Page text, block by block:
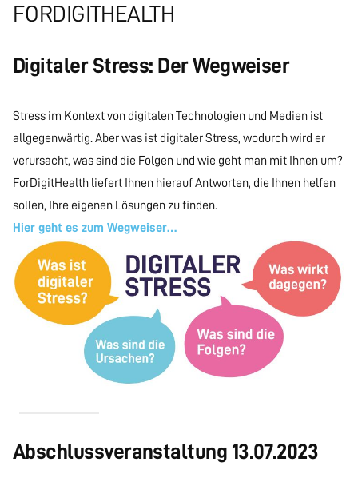
FORDIGITHEALTH
Digitaler Stress: Der Wegweiser
Stress im Kontext von digitalen Technologien und Medien ist
allgegenwärtig. Aber was ist digitaler Stress, wodurch wird er
verursacht, was sind die Folgen und wie geht man mit Ihnen um?
ForDigitHealth liefert Ihnen hierauf Antworten, die Ihnen helfen
sollen, Ihre eigenen Lösungen zu finden.
Hier geht es zum Wegweiser…
Abschlussveranstaltung 13.07.2023